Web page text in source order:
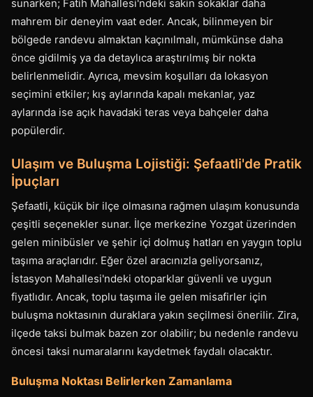
sunarken; Fatih Mahallesi'ndeki sakin sokaklar daha
mahrem bir deneyim vaat eder. Ancak, bilinmeyen bir
bölgede randevu almaktan kaçınılmalı, mümkünse daha
önce gidilmiş ya da detaylıca araştırılmış bir nokta
belirlenmelidir. Ayrıca, mevsim koşulları da lokasyon
seçimini etkiler; kış aylarında kapalı mekanlar, yaz
aylarında ise açık havadaki teras veya bahçeler daha
popülerdir.
Ulaşım ve Buluşma Lojistiği: Şefaatli'de Pratik
İpuçları
Şefaatli, küçük bir ilçe olmasına rağmen ulaşım konusunda
çeşitli seçenekler sunar. İlçe merkezine Yozgat üzerinden
gelen minibüsler ve şehir içi dolmuş hatları en yaygın toplu
taşıma araçlarıdır. Eğer özel aracınızla geliyorsanız,
İstasyon Mahallesi'ndeki otoparklar güvenli ve uygun
fiyatlıdır. Ancak, toplu taşıma ile gelen misafirler için
buluşma noktasının duraklara yakın seçilmesi önerilir. Zira,
ilçede taksi bulmak bazen zor olabilir; bu nedenle randevu
öncesi taksi numaralarını kaydetmek faydalı olacaktır.
Buluşma Noktası Belirlerken Zamanlama